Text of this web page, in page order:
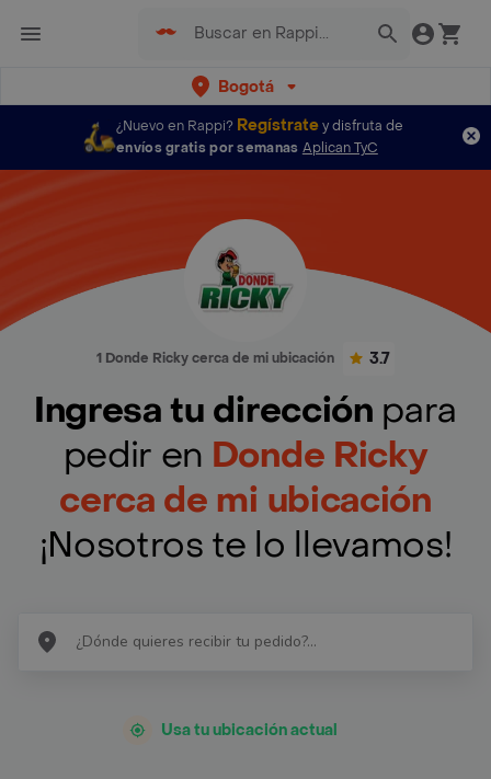
Bogotá
¿Nuevo en Rappi? Regístratey disfruta de
envíos gratis por semanas Aplican TyC
1 Donde Ricky cerca de mi ubicación 3.7
Ingresa tu dirección para
pedir en Donde Ricky
cerca de mi ubicación
¡Nosotros te lo llevamos!
Usa tu ubicación actual